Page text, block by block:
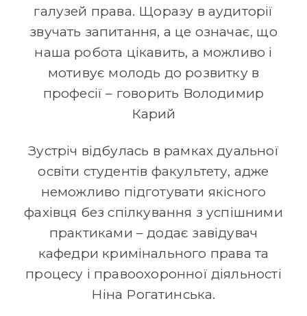
галузей права. Щоразу в аудиторії
звучать запитання, а це означає, що
наша робота цікавить, а можливо і
мотивує молодь до розвитку в
професії – говорить Володимир
Карий
Зустріч відбулась в рамках дуальної
освіти студентів факультету, адже
неможливо підготувати якісного
фахівця без спілкування з успішними
практиками – додає завідувач
кафедри кримінального права та
процесу і правоохоронної діяльності
Ніна Рогатинська.